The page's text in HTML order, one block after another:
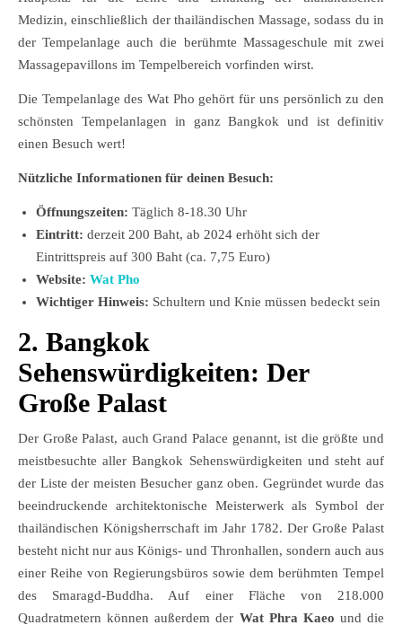
Medizin, einschließlich der thailändischen Massage, sodass du in
der Tempelanlage auch die berühmte Massageschule mit zwei
Massagepavillons im Tempelbereich vorfinden wirst.
Die Tempelanlage des Wat Pho gehört für uns persönlich zu den
schönsten Tempelanlagen in ganz Bangkok und ist definitiv
einen Besuch wert!
Nützliche Informationen für deinen Besuch:
Öffnungszeiten: Täglich 8-18.30 Uhr
Eintritt: derzeit 200 Baht, ab 2024 erhöht sich der
Eintrittspreis auf 300 Baht (ca. 7,75 Euro)
Website: Wat Pho
Wichtiger Hinweis: Schultern und Knie müssen bedeckt sein
2. Bangkok
Sehenswürdigkeiten: Der
Große Palast
Der Große Palast, auch Grand Palace genannt, ist die größte und
meistbesuchte aller Bangkok Sehenswürdigkeiten und steht auf
der Liste der meisten Besucher ganz oben. Gegründet wurde das
beeindruckende architektonische Meisterwerk als Symbol der
thailändischen Königsherrschaft im Jahr 1782. Der Große Palast
besteht nicht nur aus Königs- und Thronhallen, sondern auch aus
einer Reihe von Regierungsbüros sowie dem berühmten Tempel
des Smaragd-Buddha. Auf einer Fläche von 218.000
Quadratmetern können außerdem der Wat Phra Kaeo und die